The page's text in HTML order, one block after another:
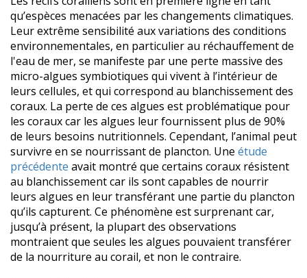
qu’espèces menacées par les changements climatiques.
Leur extrême sensibilité aux variations des conditions
environnementales, en particulier au réchauffement de
l'eau de mer, se manifeste par une perte massive des
micro-algues symbiotiques qui vivent à l’intérieur de
leurs cellules, et qui correspond au blanchissement des
coraux. La perte de ces algues est problématique pour
les coraux car les algues leur fournissent plus de 90%
de leurs besoins nutritionnels. Cependant, l’animal peut
survivre en se nourrissant de plancton. Une étude
précédente avait montré que certains coraux résistent
au blanchissement car ils sont capables de nourrir
leurs algues en leur transférant une partie du plancton
qu’ils capturent. Ce phénomène est surprenant car,
jusqu’à présent, la plupart des observations
montraient que seules les algues pouvaient transférer
de la nourriture au corail, et non le contraire.